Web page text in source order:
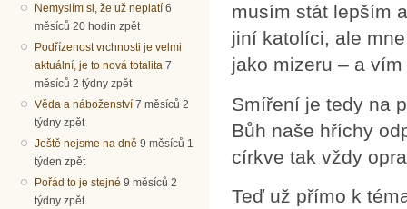
Nemyslím si, že už neplatí 6
měsíců 20 hodin zpět
Podřízenost vrchnosti je velmi
aktuální, je to nová totalita 7
měsíců 2 týdny zpět
Věda a náboženství 7 měsíců 2
týdny zpět
Ještě nejsme na dně 9 měsíců 1
týden zpět
Pořád to je stejné 9 měsíců 2
týdny zpět
musím stát lepším
jiní katolíci, ale
jako mizeru – a
Smíření je tedy na
Bůh naše hříchy
církve tak vždy
Teď už přímo k